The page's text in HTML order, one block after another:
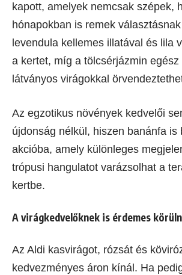
kapott, amelyek nemcsak szépek,
hónapokban is remek
levendula kellemes illatával és lila
a kertet, míg a tölcsérjázmin egész
látványos virágokkal
Az egzotikus növények kedvelői
újdonság nélkül, hiszen banánfa is
akcióba, amely különleges
trópusi hangulatot varázsolhat a
kertbe.
A virágkedvelőknek is érdemes
Az Aldi kasvirágot, rózsát és
kedvezményes áron kínál. Ha